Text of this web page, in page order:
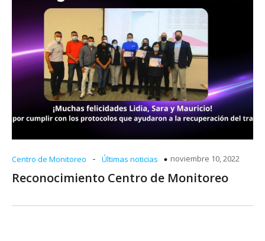
Centro de Monitoreo - Últimas noticias noviembre 10, 2022
Reconocimiento Centro de Monitoreo